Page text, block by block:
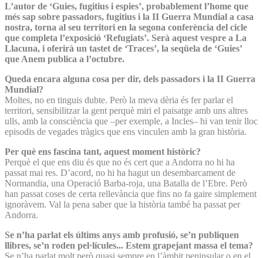
L’autor de ‘Guies, fugitius i espies’, probablement l’home que
més sap sobre passadors, fugitius i la II Guerra Mundial a casa
nostra, torna al seu territori en la segona conferència del cicle
que completa l’exposició ‘Refugiats’. Serà aquest vespre a La
Llacuna, i oferirà un tastet de ‘Traces’, la seqüela de ‘Guies’
que Anem publica a l’octubre.
Queda encara alguna cosa per dir, dels passadors i la II Guerra
Mundial?
Moltes, no en tinguis dubte. Però la meva dèria és fer parlar el
territori, sensibilitzar la gent perquè miri el paisatge amb uns altres
ulls, amb la consciència que –per exemple, a Incles– hi van tenir lloc
episodis de vegades tràgics que ens vinculen amb la gran història.
Per què ens fascina tant, aquest moment històric?
Perquè el que ens diu és que no és cert que a Andorra no hi ha
passat mai res. D’acord, no hi ha hagut un desembarcament de
Normandia, una Operació Barba-roja, una Batalla de l’Ebre. Però
han passat coses de certa rellevància que fins no fa gaire simplement
ignoràvem. Val la pena saber que la història també ha passat per
Andorra.
Se n’ha parlat els últims anys amb profusió, se’n publiquen
llibres, se’n roden pel·lícules... Estem grapejant massa el tema?
Se n’ha parlat molt però quasi sempre en l’àmbit peninsular o en el